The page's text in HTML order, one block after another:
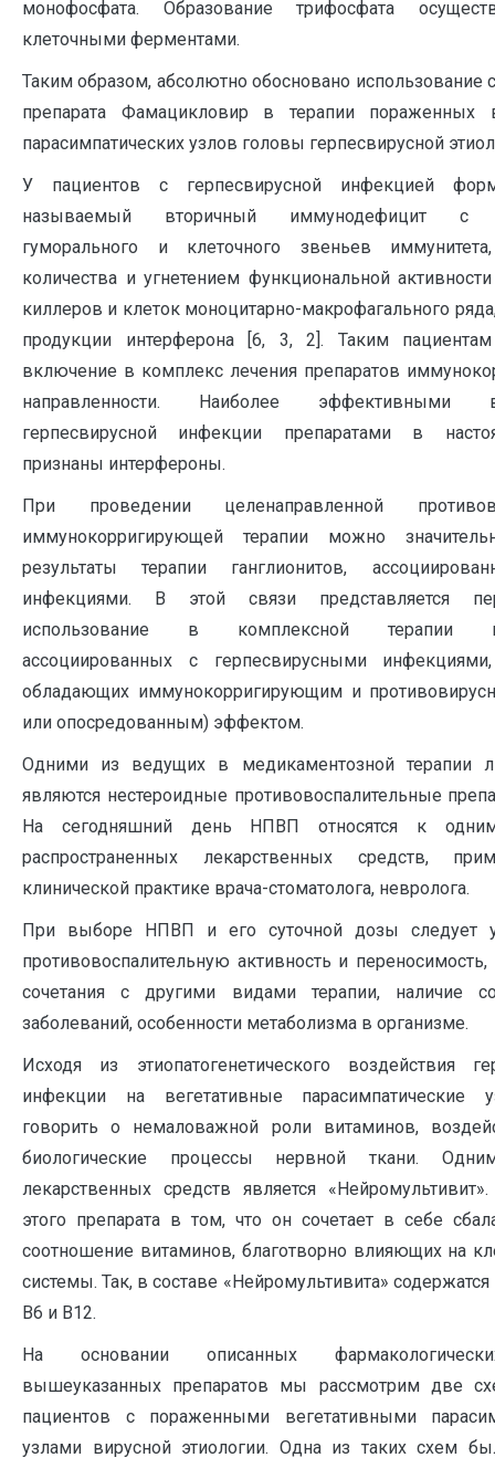
монофосфата. Образование трифосфата
клеточными ферментами.
Таким образом, абсолютно обосновано использование
препарата Фамацикловир в терапии пораженных
парасимпатических узлов головы герпесвирусной
У пациентов с герпесвирусной инфекцией
называемый вторичный иммунодефицит с
гуморального и клеточного звеньев
количества и угнетением функциональной
киллеров и клеток моноцитарно-макрофагального
продукции интерферона [6, 3, 2]. Таким
включение в комплекс лечения препаратов
направленности. Наиболее
герпесвирусной инфекции препаратами в
признаны интерфероны.
При проведении целенаправленной
иммунокорригирующей терапии можно
результаты терапии ганглионитов,
инфекциями. В этой связи представляется
использование в комплексной терапии
ассоциированных с герпесвирусными инфекциями,
обладающих иммунокорригирующим и
или опосредованным) эффектом.
Одними из ведущих в медикаментозной терапии
являются нестероидные противовоспалительные
На сегодняшний день НПВП относятся к
распространенных лекарственных средств,
клинической практике врача-стоматолога, невролога.
При выборе НПВП и его суточной дозы следует
противовоспалительную активность и
сочетания с другими видами терапии, наличие
заболеваний, особенности метаболизма в организме.
Исходя из этиопатогенетического воздействия
инфекции на вегетативные парасимпатические
говорить о немаловажной роли витаминов,
биологические процессы нервной ткани.
лекарственных средств является
этого препарата в том, что он сочетает в себе
соотношение витаминов, благотворно влияющих на
системы. Так, в составе «Нейромультивита»
B6 и B12.
На основании описанных
вышеуказанных препаратов мы рассмотрим две
пациентов с пораженными вегетативными
узлами вирусной этиологии. Одна из таких схем